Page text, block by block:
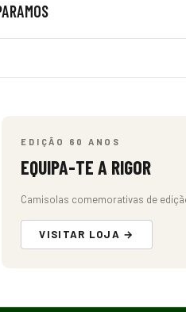
EDIÇÃO 60 ANOS
EQUIPA-TE A RIGOR
Camisolas comemorativas de
VISITAR LOJA →